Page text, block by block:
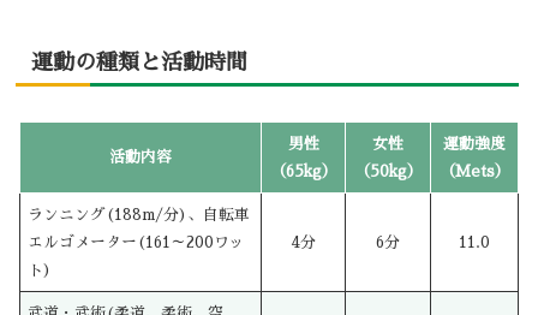
運動の種類と活動時間
活動内容
男性
（65kg）
女性
（50kg）
運動強度
（Mets）
ランニング(188m/分)、自転車
エルゴメーター(161～200ワッ
ト)
4分 6分 11.0